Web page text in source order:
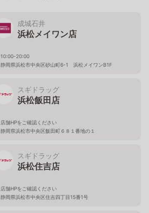
成城石井
浜松メイワン店
10:00-20:00
静岡県浜松市中央区砂山町6-1 浜松メイワンB1F
スギドラッグ
浜松飯田店
店舗HPをご確認ください
静岡県浜松市中央区飯田町６８１番地の１
スギドラッグ
浜松住吉店
店舗HPをご確認ください
静岡県浜松市中央区住吉四丁目15番1号